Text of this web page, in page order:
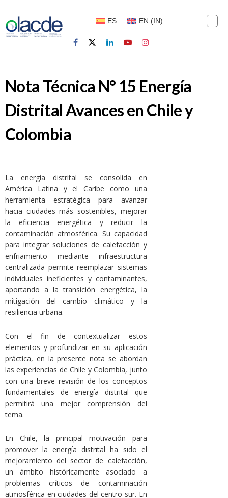
ES EN (IN)
Nota Técnica N° 15 Energía
Distrital Avances en Chile y
Colombia
La energía distrital se consolida en
América Latina y el Caribe como una
herramienta estratégica para avanzar
hacia ciudades más sostenibles, mejorar
la eficiencia energética y reducir la
contaminación atmosférica. Su capacidad
para integrar soluciones de calefacción y
enfriamiento mediante infraestructura
centralizada permite reemplazar sistemas
individuales ineficientes y contaminantes,
aportando a la transición energética, la
mitigación del cambio climático y la
resiliencia urbana.
Con el fin de contextualizar estos
elementos y profundizar en su aplicación
práctica, en la presente nota se abordan
las experiencias de Chile y Colombia, junto
con una breve revisión de los conceptos
fundamentales de energía distrital que
permitirá una mejor comprensión del
tema.
En Chile, la principal motivación para
promover la energía distrital ha sido el
mejoramiento del sector de calefacción,
un ámbito históricamente asociado a
problemas críticos de contaminación
atmosférica en ciudades del centro-sur. En